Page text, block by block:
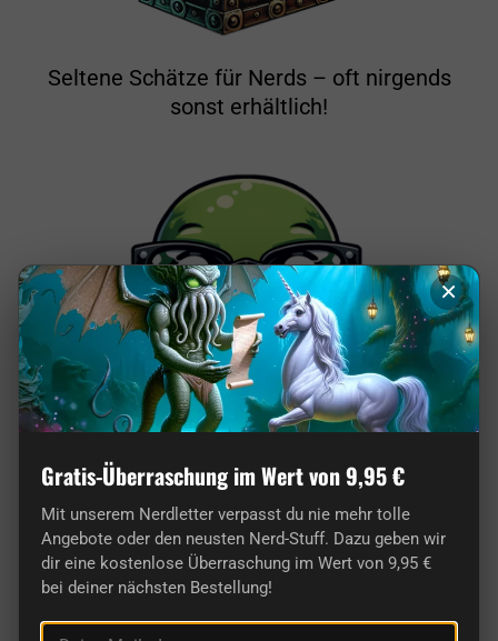
Seltene Schätze für Nerds – oft nirgends
sonst erhältlich!
Leidenschaft!
×
Gratis-Überraschung im Wert von 9,95 €
Mit unserem Nerdletter verpasst du nie mehr tolle
Angebote oder den neusten Nerd-Stuff. Dazu geben wir
dir eine kostenlose Überraschung im Wert von 9,95 €
bei deiner nächsten Bestellung!
Deine Mailadresse